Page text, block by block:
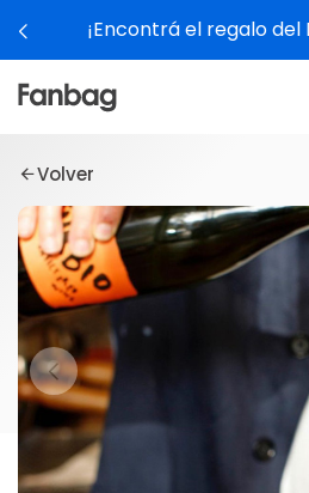
¡Encontrá el regalo del
Volver